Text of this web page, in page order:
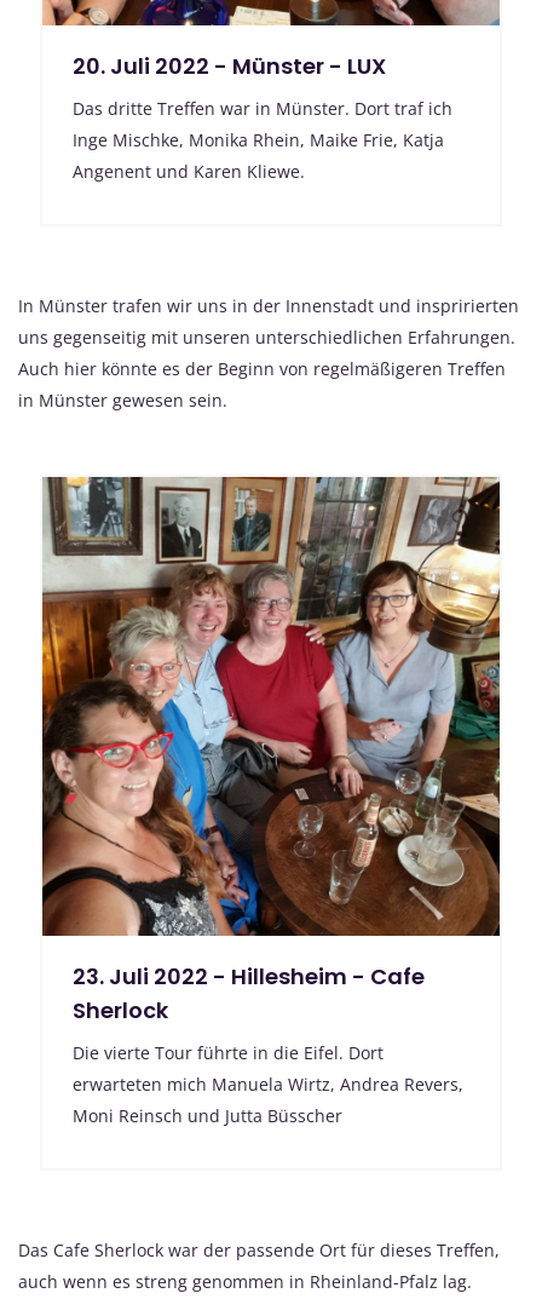
20. Juli 2022 - Münster - LUX
Das dritte Treffen war in Münster. Dort traf ich
Inge Mischke, Monika Rhein, Maike Frie, Katja
Angenent und Karen Kliewe.
In Münster trafen wir uns in der Innenstadt und inspririerten
uns gegenseitig mit unseren unterschiedlichen Erfahrungen.
Auch hier könnte es der Beginn von regelmäßigeren Treffen
in Münster gewesen sein.
23. Juli 2022 - Hillesheim - Cafe
Sherlock
Die vierte Tour führte in die Eifel. Dort
erwarteten mich Manuela Wirtz, Andrea Revers,
Moni Reinsch und Jutta Büsscher
Das Cafe Sherlock war der passende Ort für dieses Treffen,
auch wenn es streng genommen in Rheinland-Pfalz lag.